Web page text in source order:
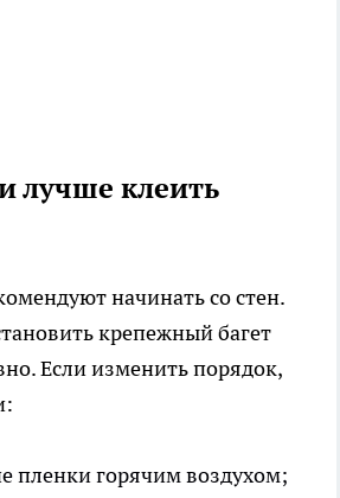
лучше клеить
начинать со стен.
крепежный багет
Если изменить порядок,
пленки горячим воздухом;